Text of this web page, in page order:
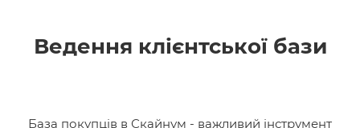
Ведення клієнтської бази
База покупців в Скайнум - важливий інструмент